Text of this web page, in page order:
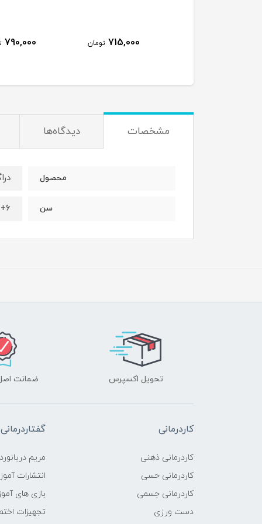
715,000 تومان 790,000
مشخصات دیدگاه‌ها
محصول
سن ۶+ سال
تحویل اکسپرس ضمانت
کاردرمانی
کاردرمانی ذهنی
کاردرمانی حسی
کاردرمانی جسمی
دست ورزی
گفتاردرمانی
مریم دریانورد
انتشارات
بازی های
تجهیزات